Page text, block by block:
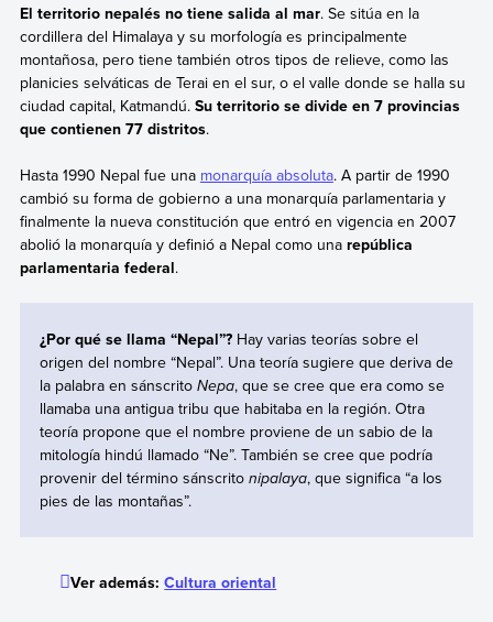
El territorio nepalés no tiene salida al mar. Se sitúa en la
cordillera del Himalaya y su morfología es principalmente
montañosa, pero tiene también otros tipos de relieve, como las
planicies selváticas de Terai en el sur, o el valle donde se halla su
ciudad capital, Katmandú. Su territorio se divide en 7 provincias
que contienen 77 distritos.
Hasta 1990 Nepal fue una monarquía absoluta. A partir de 1990
cambió su forma de gobierno a una monarquía parlamentaria y
finalmente la nueva constitución que entró en vigencia en 2007
abolió la monarquía y definió a Nepal como una república
parlamentaria federal.
¿Por qué se llama “Nepal”?Hay varias teorías sobre el
origen del nombre “Nepal”. Una teoría sugiere que deriva de
la palabra en sánscrito Nepa, que se cree que era como se
llamaba una antigua tribu que habitaba en la región. Otra
teoría propone que el nombre proviene de un sabio de la
mitología hindú llamado “Ne”. También se cree que podría
provenir del término sánscrito nipalaya, que significa “a los
pies de las montañas”.
Ver además:Cultura oriental